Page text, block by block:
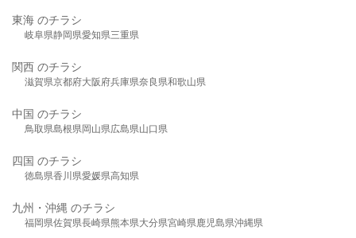
東海 のチラシ
岐阜県静岡県愛知県三重県
関西 のチラシ
滋賀県京都府大阪府兵庫県奈良県和歌山県
中国 のチラシ
鳥取県島根県岡山県広島県山口県
四国 のチラシ
徳島県香川県愛媛県高知県
九州・沖縄 のチラシ
福岡県佐賀県長崎県熊本県大分県宮崎県鹿児島県沖縄県